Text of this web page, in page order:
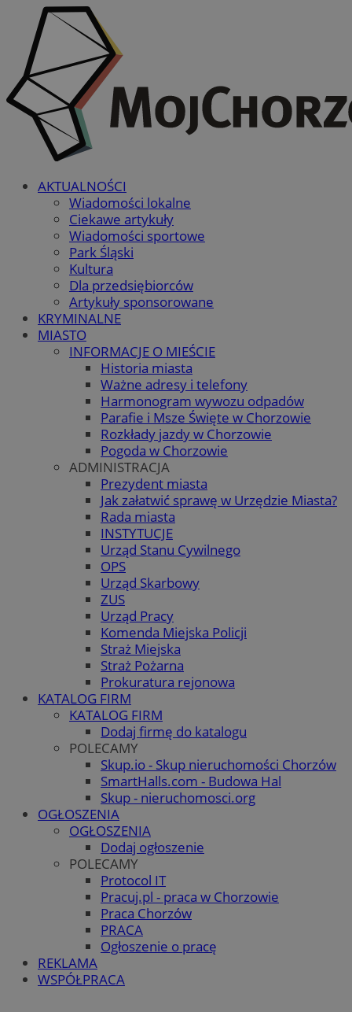
AKTUALNOŚCI
Wiadomości lokalne
Ciekawe artykuły
Wiadomości sportowe
Park Śląski
Kultura
Dla przedsiębiorców
Artykuły sponsorowane
KRYMINALNE
MIASTO
INFORMACJE O MIEŚCIE
Historia miasta
Ważne adresy i telefony
Harmonogram wywozu odpadów
Parafie i Msze Święte w Chorzowie
Rozkłady jazdy w Chorzowie
Pogoda w Chorzowie
ADMINISTRACJA
Prezydent miasta
Jak załatwić sprawę w Urzędzie Miasta?
Rada miasta
INSTYTUCJE
Urząd Stanu Cywilnego
OPS
Urząd Skarbowy
ZUS
Urząd Pracy
Komenda Miejska Policji
Straż Miejska
Straż Pożarna
Prokuratura rejonowa
KATALOG FIRM
KATALOG FIRM
Dodaj firmę do katalogu
POLECAMY
Skup.io - Skup nieruchomości Chorzów
SmartHalls.com - Budowa Hal
Skup - nieruchomosci.org
OGŁOSZENIA
OGŁOSZENIA
Dodaj ogłoszenie
POLECAMY
Protocol IT
Pracuj.pl - praca w Chorzowie
Praca Chorzów
PRACA
Ogłoszenie o pracę
REKLAMA
WSPÓŁPRACA